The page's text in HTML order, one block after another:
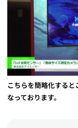
こちらを簡略化する
なっております。